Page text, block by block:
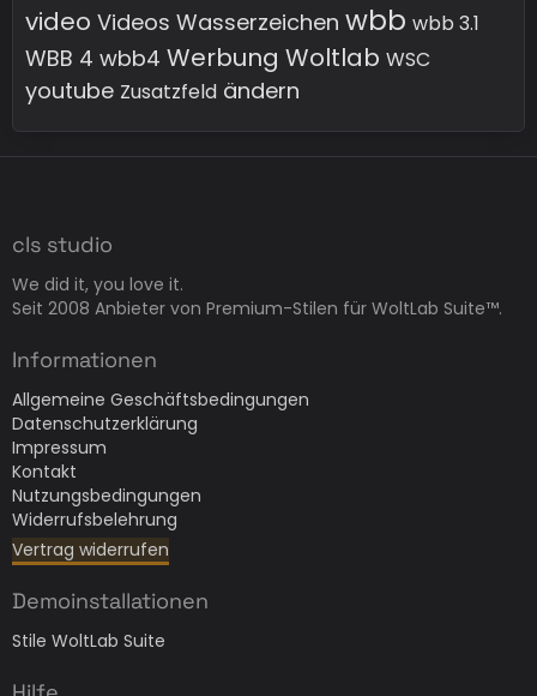
video Videos Wasserzeichen wbb wbb 3.1
WBB 4 wbb4 Werbung Woltlab WSC
youtube Zusatzfeld ändern
cls studio
We did it, you love it.
Seit 2008 Anbieter von Premium-Stilen für WoltLab Suite™.
Informationen
Allgemeine Geschäftsbedingungen
Datenschutzerklärung
Impressum
Kontakt
Nutzungsbedingungen
Widerrufsbelehrung
Vertrag widerrufen
Demoinstallationen
Stile WoltLab Suite